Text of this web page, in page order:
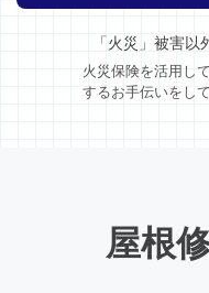
「火災」被害
火災保険を活用し
するお手伝いをして
屋根